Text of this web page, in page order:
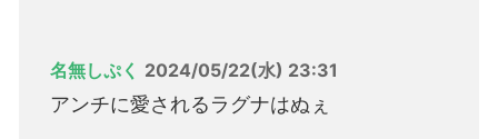
名無しぷく 2024/05/22(水) 23:31
アンチに愛されるラグナはぬぇ